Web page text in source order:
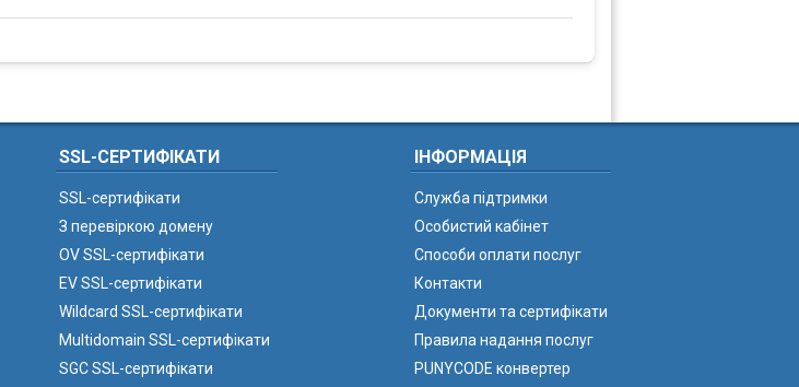
SSL-СЕРТИФІКАТИ
SSL-сертифікати
З перевіркою домену
OV SSL-сертифікати
EV SSL-сертифікати
Wildcard SSL-сертифікати
Multidomain SSL-сертифікати
SGC SSL-сертифікати
ІНФОРМАЦІЯ
Служба підтримки
Особистий кабінет
Способи оплати послуг
Контакти
Документи та сертифікати
Правила надання послуг
PUNYCODE конвертер